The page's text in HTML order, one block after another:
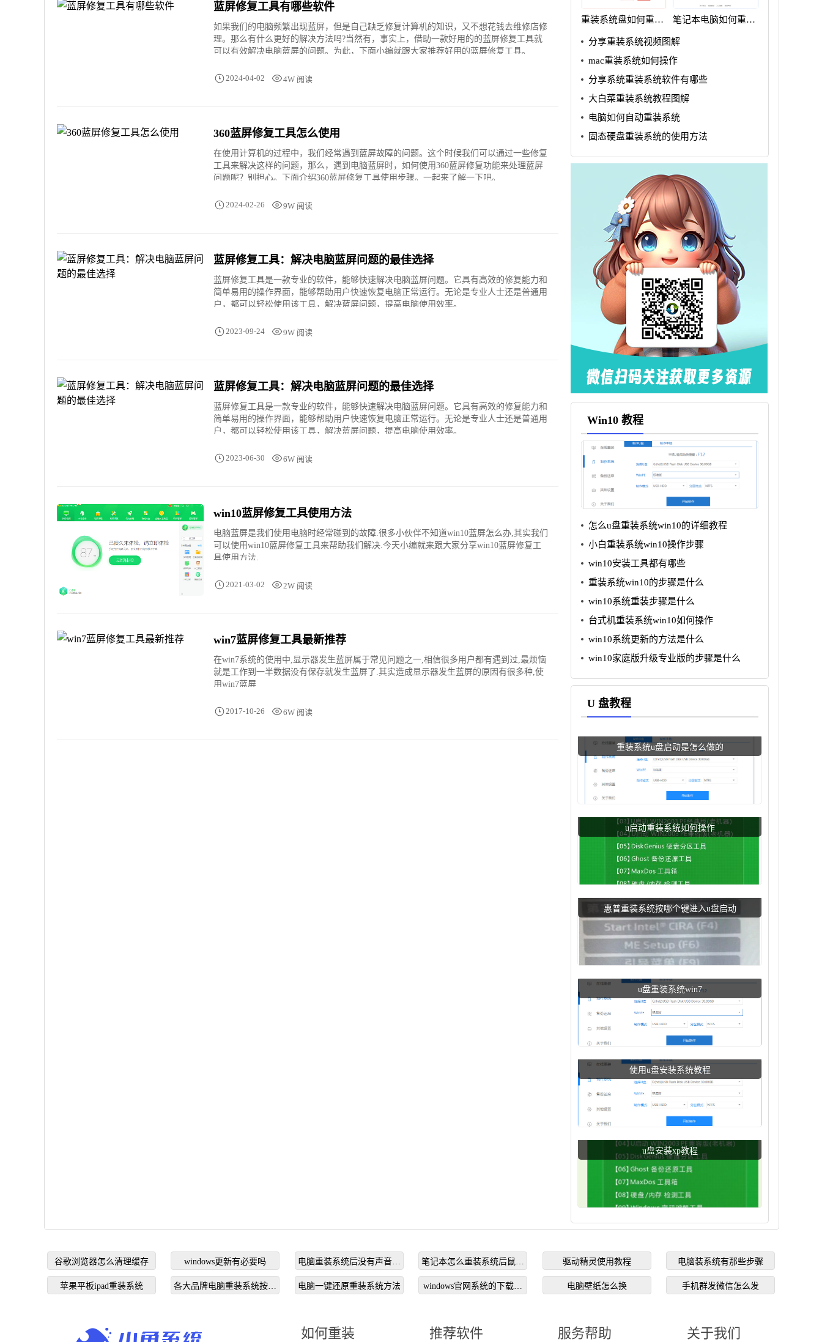
蓝屏修复工具有哪些软件
如果我们的电脑频繁出现蓝屏，但是自己缺乏修复计算机的知识，又不想花钱去维修店修
理。那么有什么更好的解决方法吗?当然有，事实上，借助一款好用的的蓝屏修复工具就
可以有效解决电脑蓝屏的问题。为此，下面小编就跟大家推荐好用的蓝屏修复工具。
2024-04-02 4W 阅读
360蓝屏修复工具怎么使用
在使用计算机的过程中，我们经常遇到蓝屏故障的问题。这个时候我们可以通过一些修复
工具来解决这样的问题，那么，遇到电脑蓝屏时，如何使用360蓝屏修复功能来处理蓝屏
问题呢？别担心。下面介绍360蓝屏修复工具使用步骤。一起来了解一下吧。
2024-02-26 9W 阅读
蓝屏修复工具：解决电脑蓝屏问题的最佳选择
蓝屏修复工具是一款专业的软件，能够快速解决电脑蓝屏问题。它具有高效的修复能力和
简单易用的操作界面，能够帮助用户快速恢复电脑正常运行。无论是专业人士还是普通用
户，都可以轻松使用该工具，解决蓝屏问题，提高电脑使用效率。
2023-09-24 9W 阅读
蓝屏修复工具：解决电脑蓝屏问题的最佳选择
蓝屏修复工具是一款专业的软件，能够快速解决电脑蓝屏问题。它具有高效的修复能力和
简单易用的操作界面，能够帮助用户快速恢复电脑正常运行。无论是专业人士还是普通用
户，都可以轻松使用该工具，解决蓝屏问题，提高电脑使用效率。
2023-06-30 6W 阅读
win10蓝屏修复工具使用方法
电脑蓝屏是我们使用电脑时经常碰到的故障.很多小伙伴不知道win10蓝屏怎么办,其实我们
可以使用win10蓝屏修复工具来帮助我们解决.今天小编就来跟大家分享win10蓝屏修复工
具使用方法.
2021-03-02 2W 阅读
win7蓝屏修复工具最新推荐
在win7系统的使用中,显示器发生蓝屏属于常见问题之一,相信很多用户都有遇到过,最烦恼
就是工作到一半数据没有保存就发生蓝屏了.其实造成显示器发生蓝屏的原因有很多种,使
用win7蓝屏
2017-10-26 6W 阅读
重装系统盘如何重装
笔记本电脑如何重装
分享重装系统视频图解
mac重装系统如何操作
分享系统重装系统软件有哪些
大白菜重装系统教程图解
电脑如何自动重装系统
固态硬盘重装系统的使用方法
Win10 教程
怎么u盘重装系统win10的详细教程
小白重装系统win10操作步骤
win10安装工具都有哪些
重装系统win10的步骤是什么
win10系统重装步骤是什么
台式机重装系统win10如何操作
win10系统更新的方法是什么
win10家庭版升级专业版的步骤是什么
U 盘教程
重装系统u盘启动是怎么做的
u启动重装系统如何操作
惠普重装系统按哪个键进入u盘启动
u盘重装系统win7
使用u盘安装系统教程
u盘安装xp教程
谷歌浏览器怎么清理缓存 windows更新有必要吗
电脑重装系统后没有声音怎
么办
笔记本怎么重装系统后鼠标
不能用
驱动精灵使用教程 电脑装系统有那些步骤
苹果平板ipad重装系统
各大品牌电脑重装系统按哪
电脑一键还原重装系统方法
windows官网系统的下载流
电脑壁纸怎么换 手机群发微信怎么发
如何重装 推荐软件 服务帮助 关于我们